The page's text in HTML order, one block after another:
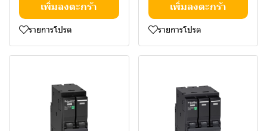
เพิ่มลงตะกร้า
รายการโปรด
เพิ่มลงตะกร้า
รายการโปรด